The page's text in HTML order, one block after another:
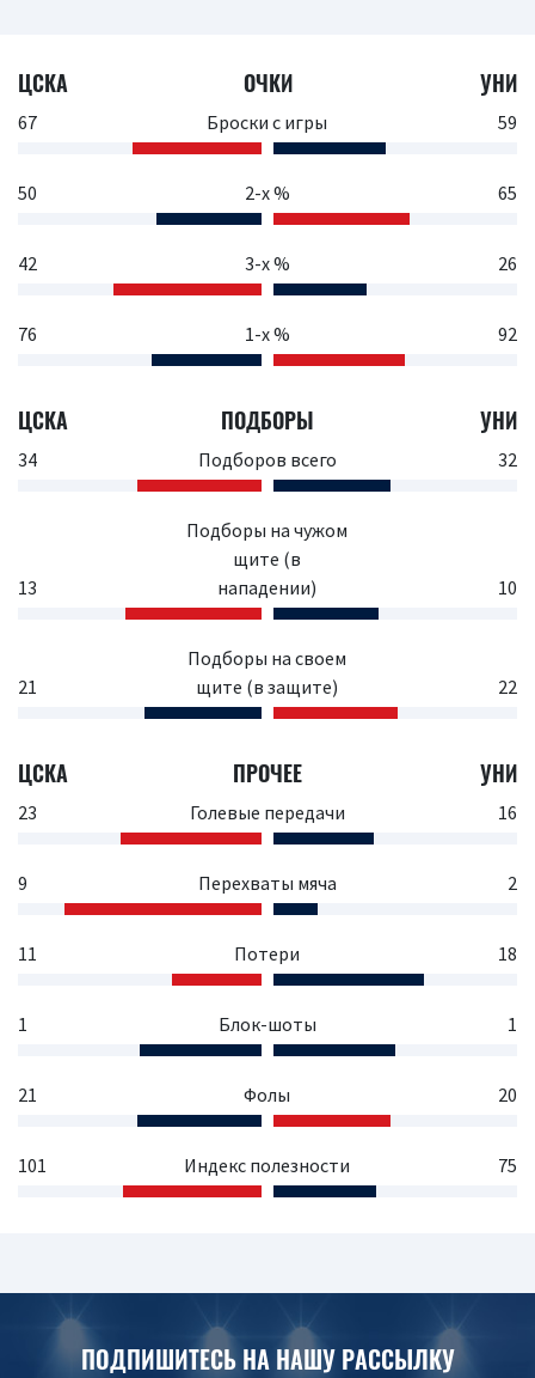
ЦСКА ОЧКИ УНИ
67 Броски с игры 59
50 2-х % 65
42 3-х % 26
76 1-х % 92
ЦСКА ПОДБОРЫ УНИ
34 Подборов всего 32
13
Подборы на чужом
щите (в
нападении)
10
21
Подборы на своем
щите (в защите)
22
ЦСКА ПРОЧЕЕ УНИ
23 Голевые передачи 16
9 Перехваты мяча 2
11 Потери 18
1 Блок-шоты 1
21 Фолы 20
101 Индекс полезности 75
ПОДПИШИТЕСЬ НА НАШУ РАССЫЛКУ